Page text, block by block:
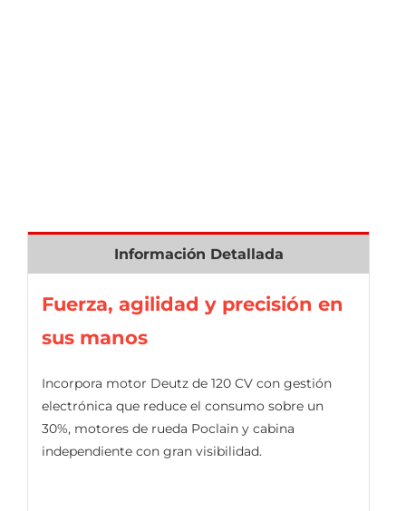
Información Detallada
Fuerza, agilidad y precisión en
sus manos
Incorpora motor Deutz de 120 CV con gestión
electrónica que reduce el consumo sobre un
30%, motores de rueda Poclain y cabina
independiente con gran visibilidad.